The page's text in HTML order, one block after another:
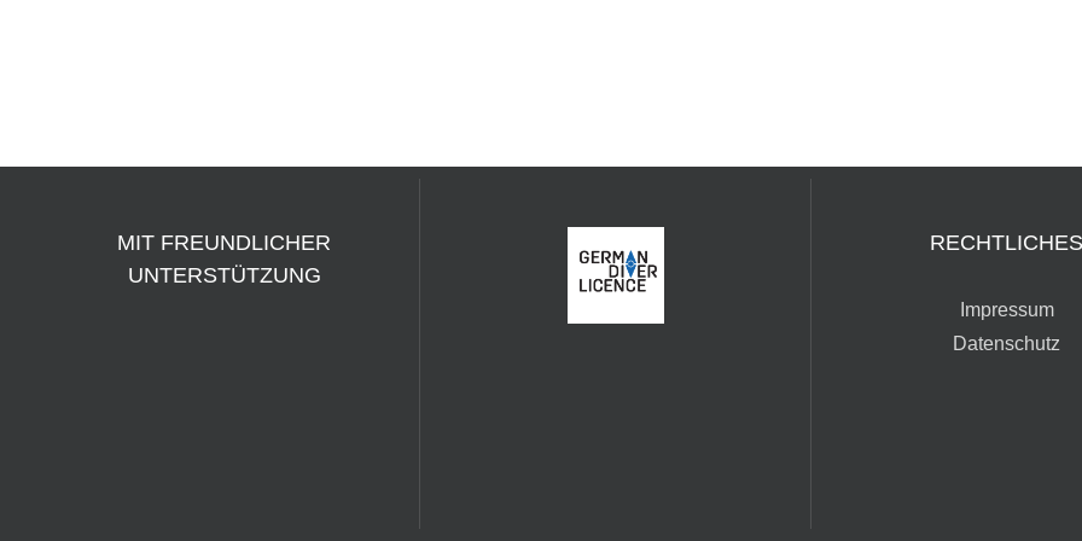
MIT FREUNDLICHER
UNTERSTÜTZUNG
RECHTLICHES
Impressum
Datenschutz